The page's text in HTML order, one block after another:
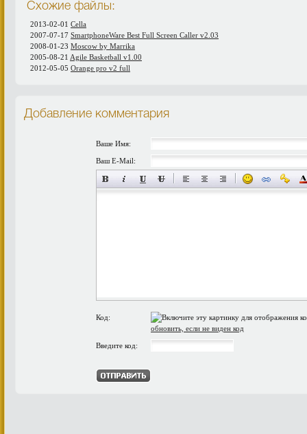
Схожие файлы:
2013-02-01 Cella
2007-07-17 SmartphoneWare Best Full Screen Caller v2.03
2008-01-23 Moscow by Marrika
2005-08-21 Agile Basketball v1.00
2012-05-05 Оrange pro v2 full
Добавление комментария
Ваше Имя:
Ваш E-Mail:
Код:
обновить, если не виден код
Введите код: